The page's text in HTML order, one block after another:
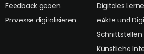
Feedback geben
Prozesse digitalisieren
Digitales
eAkte und
Schnittstellen
Künstliche